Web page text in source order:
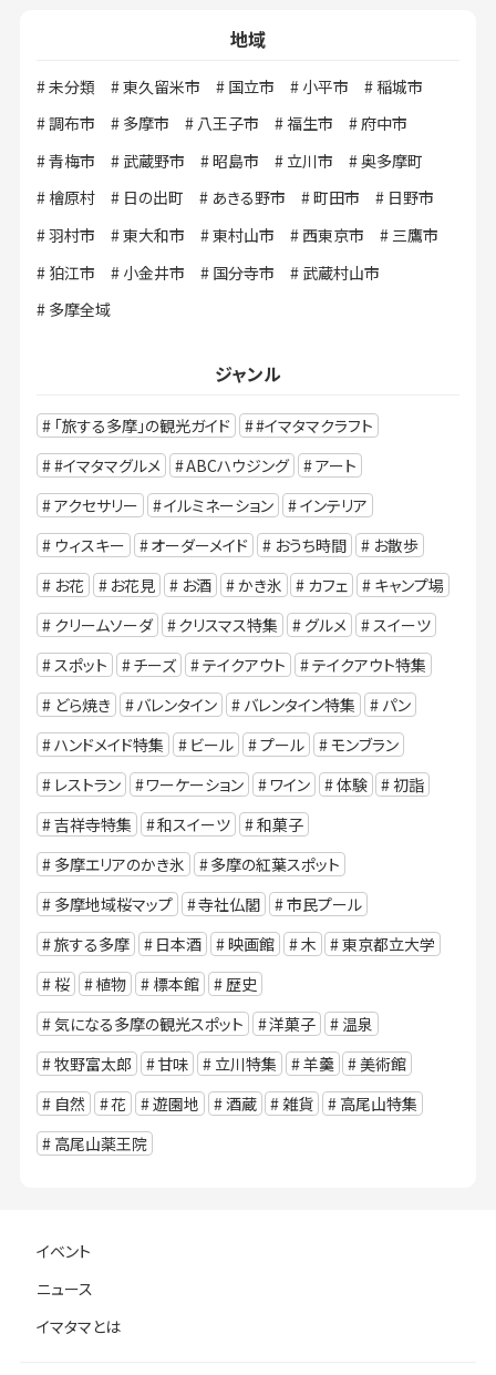
地域
未分類 東久留米市 国立市 小平市
稲城市
調布市
多摩市 八王子市 福生市
府中市
青梅市
武蔵野市 昭島市 立川市
奥多摩町
檜原村
日の出町 あきる野市 町田市
日野市
羽村市
東大和市 東村山市 西東京市
三鷹市
狛江市
小金井市 国分寺市
武蔵村山市
多摩全域
ジャンル
「旅する多摩」の観光ガイド
#イマタマクラフト
#イマタマグルメ
ABCハウジング
アート
アクセサリー
イルミネーション
インテリア
ウィスキー
オーダーメイド おうち時間
お散歩
お花
お花見 お酒 かき氷 カフェ
キャンプ場
クリームソーダ
クリスマス特集 グルメ
スイーツ
スポット
チーズ テイクアウト
テイクアウト特集
どら焼き
バレンタイン バレンタイン特集
パン
ハンドメイド特集
ビール プール
モンブラン
レストラン
ワーケーション ワイン 体験
初詣
吉祥寺特集
和スイーツ
和菓子
多摩エリアのかき氷
多摩の紅葉スポット
多摩地域桜マップ
寺社仏閣
市民プール
旅する多摩
日本酒 映画館 木
東京都立大学
桜
植物 標本館
歴史
気になる多摩の観光スポット
洋菓子
温泉
牧野富太郎
甘味 立川特集 羊羹
美術館
自然
花 遊園地 酒蔵 雑貨
高尾山特集
高尾山薬王院
イベント
ニュース
イマタマとは